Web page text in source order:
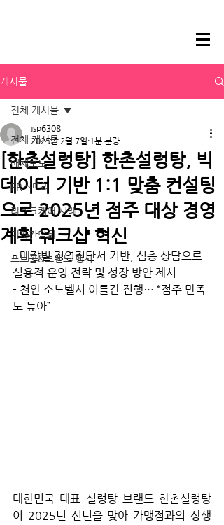
게시물
전체 게시물
매체보도
PR스토리
리스크케어 사례
기자간담회
포토콜&브랜드 행사
전체 게시물
[한촌설렁탕] 한촌설렁탕, 빅
데이터 기반 1:1 맞춤 컨설팅
으로 2025년 점주 대상 경영
계획 워크샵 혁신
jsp6308
2025년 2월 7일 1분 분량
- 매장별 경영진단서 기반, 심층 상담으로
실용적 운영 전략 및 성장 방안 제시
- 천안 소노벨서 이틀간 진행… “점주 만족
도 높아”
대한민국 대표 설렁탕 브랜드 한촌설렁탕
이 2025년 신년을 맞아 가맹점과의 상생